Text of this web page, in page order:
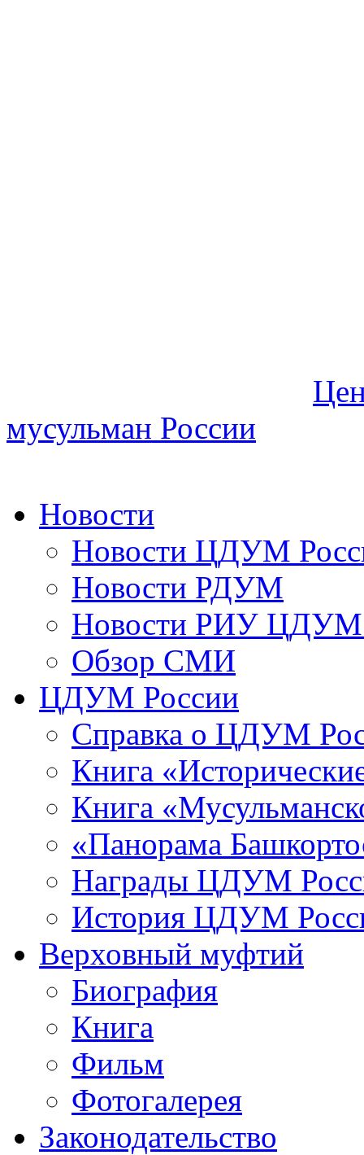
мусульман России
Новости
Новости ЦДУМ
Новости РДУМ
Новости РИУ ЦДУМ
Обзор СМИ
ЦДУМ России
Справка о ЦДУМ
Книга
Книга
«Панорама
Награды ЦДУМ
История ЦДУМ
Верховный муфтий
Биография
Книга
Фильм
Фотогалерея
Законодательство